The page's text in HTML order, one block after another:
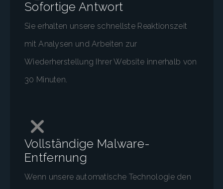
Sofortige Antwort
Sie erhalten unsere schnellste Reaktionszeit
mit Analysen und Arbeiten zur
Wiederherstellung Ihrer Website innerhalb von
30 Minuten.
Vollständige Malware-
Entfernung
Wenn unsere automatische Technologie den